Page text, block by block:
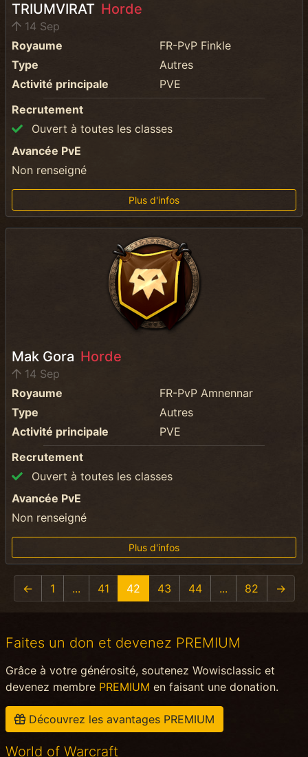
TRIUMVIRAT Horde
14 Sep
Royaume
FR-PvP Finkle
Type
Autres
Activité principale
PVE
Recrutement
Ouvert à toutes les classes
Avancée PvE
Non renseigné
Plus d'infos
Mak Gora Horde
14 Sep
Royaume
FR-PvP Amnennar
Type
Autres
Activité principale
PVE
Recrutement
Ouvert à toutes les classes
Avancée PvE
Non renseigné
Plus d'infos
← 1 ... 41 42 43 44 ... 82 →
Faites un don et devenez PREMIUM
Grâce à votre générosité, soutenez Wowisclassic et
devenez membre PREMIUM en faisant une donation.
Découvrez les avantages PREMIUM
World of Warcraft